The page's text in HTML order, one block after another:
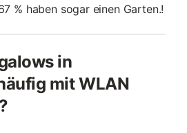
% haben sogar einen Garten.!
in
mit WLAN